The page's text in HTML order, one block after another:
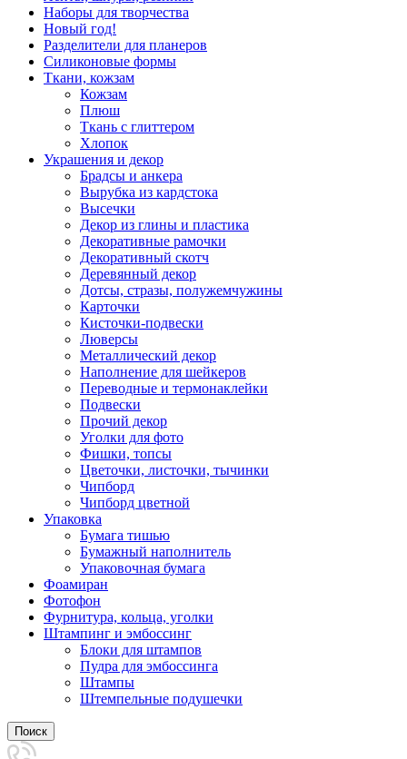
Наборы для творчества
Новый год!
Разделители для планеров
Силиконовые формы
Ткани, кожзам
Кожзам
Плюш
Ткань с глиттером
Хлопок
Украшения и декор
Брадсы и анкера
Вырубка из кардстока
Высечки
Декор из глины и пластика
Декоративные рамочки
Декоративный скотч
Деревянный декор
Дотсы, стразы, полужемчужины
Карточки
Кисточки-подвески
Люверсы
Металлический декор
Наполнение для шейкеров
Переводные и термонаклейки
Подвески
Прочий декор
Уголки для фото
Фишки, топсы
Цветочки, листочки, тычинки
Чипборд
Чипборд цветной
Упаковка
Бумага тишью
Бумажный наполнитель
Упаковочная бумага
Фоамиран
Фотофон
Фурнитура, кольца, уголки
Штампинг и эмбоссинг
Блоки для штампов
Пудра для эмбоссинга
Штампы
Штемпельные подушечки
Поиск